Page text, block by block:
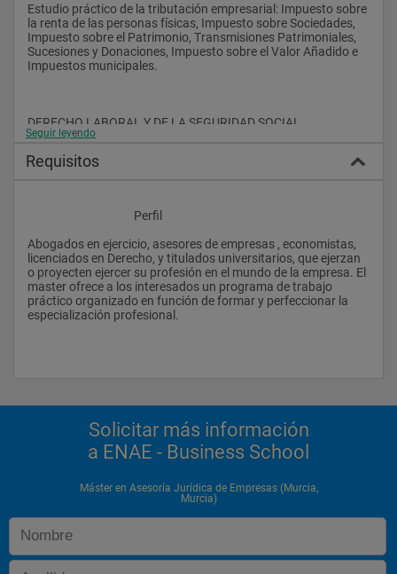
Estudio práctico de la tributación empresarial: Impuesto sobre
la renta de las personas físicas, Impuesto sobre Sociedades,
Impuesto sobre el Patrimonio, Transmisiones Patrimoniales,
Sucesiones y Donaciones, Impuesto sobre el Valor Añadido e
Impuestos municipales.
DERECHO LABORAL Y DE LA SEGURIDAD SOCIAL
extinción. Salarios, convenios colectivos, relaciones sindicales
en la empresa y relaciones de la empresa con la
Administración laboral y de la Seguridad Social.
DERECHO DEL COMERICO INTERNACIONAL
seguro, medios de pago y de garantía, arbitraje, etc.)
CONTABILIDAD FINANCIERA
Principios contables, cuentas anuales y auditoría, patrimonio,
beneficio, estados financieros, contabilidad de impuestos,
Seguir leyendo
Requisitos
					Perfil
Abogados en ejercicio, asesores de empresas , economistas,
licenciados en Derecho, y titulados universitarios, que ejerzan
o proyecten ejercer su profesión en el mundo de la empresa. El
master ofrece a los interesados un programa de trabajo
práctico organizado en función de formar y perfeccionar la
especialización profesional.
Solicitar más información
a ENAE - Business School
Máster en Asesoría Jurídica de Empresas (Murcia,
Murcia)